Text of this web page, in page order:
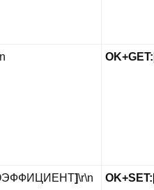
OK+GET:
]\r\n OK+SET: